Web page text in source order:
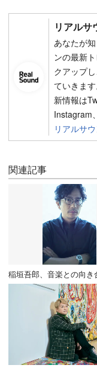
リアルサ
あなたが
ンの最新
クアップ
ていきま
新情報は
Instagram
リアルサ
関連記事
稲垣吾郎、音楽との向き